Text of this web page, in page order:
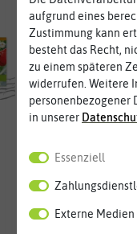
45-60 cm
unter
Größe
Keimzeit
Wie
Schärfe
0
aufgrund eines
Zustimmung kann
besteht das Recht,
zu einem späteren
widerrufen. Weitere
personenbezogener
in unserer
Essenziell
Externe Medien